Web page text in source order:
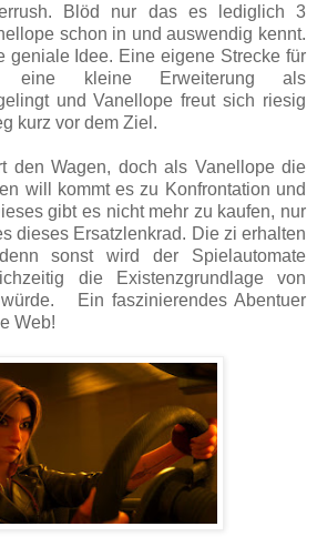
Blöd nur das es lediglich 3
schon in und auswendig kennt.
geniale Idee. Eine eigene Strecke für
eine kleine Erweiterung als
und Vanellope freut sich riesig
kurz vor dem Ziel.
den Wagen, doch als Vanellope die
will kommt es zu Konfrontation und
gibt es nicht mehr zu kaufen, nur
dieses Ersatzlenkrad. Die zi erhalten
sonst wird der Spielautomate
die Existenzgrundlage von
Ein faszinierendes Abentuer
Web!